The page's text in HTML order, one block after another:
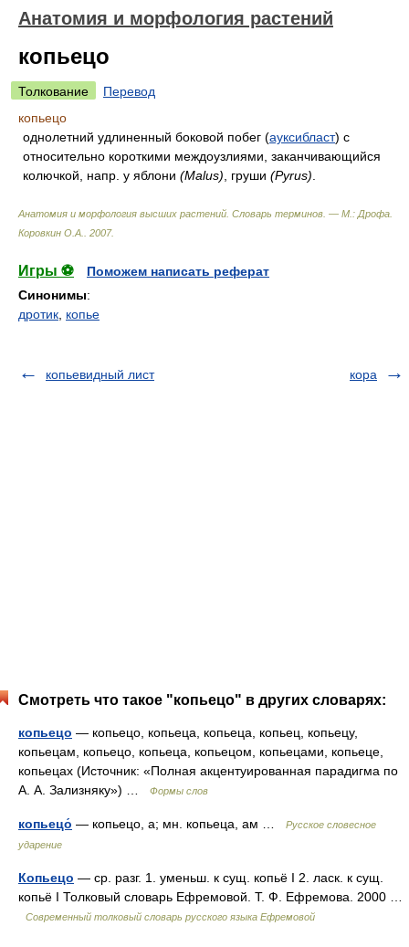
Анатомия и морфология растений
копьецо
Толкование
Перевод
копьецо
однолетний удлиненный боковой побег (ауксибласт) с
относительно короткими междоузлиями, заканчивающийся
колючкой, напр. у яблони (Malus) , груши (Pyrus)
Анатомия и морфология высших растений. Словарь терминов. — М.: Дрофа
Коровкин О.А.
2007.
Игры ⚽
Поможем написать реферат
Синонимы:
дротик копье
копьевидный лист кора
Смотреть что такое "копьецо" в других словарях:
копьецо — копьецо, копьеца, копьеца, копьец, копьецу,
копьецам, копьецо, копьеца, копьецом, копьецами, копьеце,
копьецах (Источник: «Полная акцентуированная парадигма по
А. А. Зализняку») …
Формы слов
копьецо́ — копьецо, а; мн. копьеца, ам …
Русское словесное
ударение
Копьецо — ср. разг. 1. уменьш. к сущ. копьё I 2. ласк. к сущ.
копьё I Толковый словарь Ефремовой. Т. Ф. Ефремова. 2000 …
Современный толковый словарь русского языка Ефремовой